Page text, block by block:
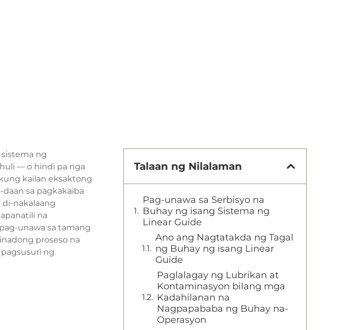
ng
— o hindi pa nga
kailan eksaktong
sa pagkakaiba
di-nakalaang
na
unawa sa tamang
proseso na
ng
Talaan ng Nilalaman
Pag-unawa sa Serbisyo na
Buhay ng isang Sistema ng
Linear Guide
Ano ang Nagtatakda ng Tagal
ng Buhay ng isang Linear
Guide
Paglalagay ng Lubrikan at
Kontaminasyon bilang mga
Kadahilanan na
Nagpapababa ng Buhay na-
Operasyon